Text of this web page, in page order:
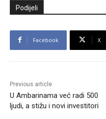
Podijeli
Facebook X
Previous article
U Ambarinama već radi 500
ljudi, a stižu i novi investitori